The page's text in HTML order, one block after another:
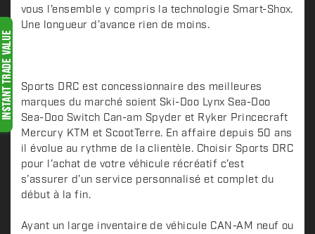
r
i
i
o
n
vous l’ensemble y compris la technologie Smart-Shox.
Une longueur d’avance rien de moins.
Sports DRC est concessionnaire des meilleures
marques du marché soient Ski-Doo Lynx Sea-Doo
Sea-Doo Switch Can-am Spyder et Ryker Princecraft
Mercury KTM et ScootTerre. En affaire depuis 50 ans
il évolue au rythme de la clientèle. Choisir Sports DRC
pour l’achat de votre véhicule récréatif c’est
s’assurer d’un service personnalisé et complet du
début à la fin.
Ayant un large inventaire de véhicule CAN-AM neuf ou